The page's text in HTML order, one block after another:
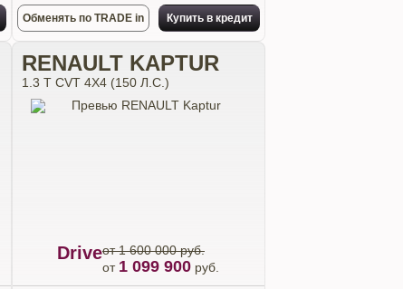
Обменять по TRADE in Купить в кредит
RENAULT KAPTUR
1.3 T CVT 4X4 (150 Л.С.)
Driveот 1 600 000 руб.
от 1 099 900 руб.